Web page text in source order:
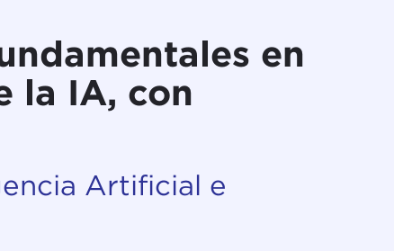
en
la IA, con
Artificial e